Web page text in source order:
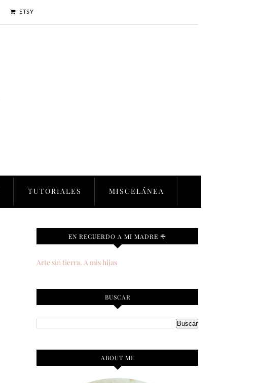
ETSY
TUTORIALES MISCELÁNEA
EN RECUERDO A MI MADRE 🌹
Arte sin tierra. A mis hijas
BUSCAR
ABOUT ME